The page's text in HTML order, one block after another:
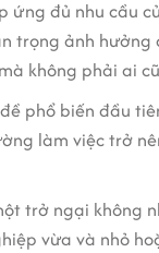
ứng đủ nhu cầu
trọng ảnh
không phải ai
phổ biến đầu
làm việc trở
trở ngại không
vừa và nhỏ